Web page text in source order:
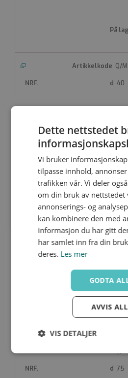
Q/
40
Q/
75
Dette nettstedet
Vi bruker
tilpasse innhold,
trafikken vår. Vi deler
om din bruk av nettstedet
annonserings- og
kan kombinere den med
informasjon du har gitt
har samlet inn fra din
deres. Les mer
GODTA
AVVIS
VIS DETALJER
Strengt
Ytelse